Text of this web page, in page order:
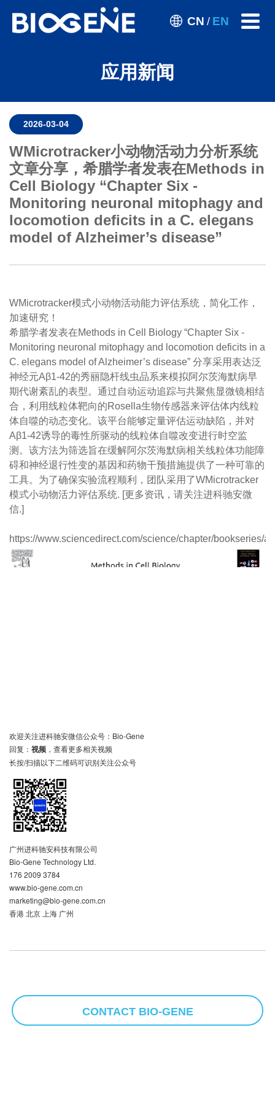
CN / EN
应用新闻
2026-03-04
WMicrotracker小动物活动力分析系统
文章分享，希腊学者发表在Methods in
Cell Biology “Chapter Six -
Monitoring neuronal mitophagy and
locomotion deficits in a C. elegans
model of Alzheimer’s disease”
WMicrotracker模式小动物活动能力评估系统，简化工作，
加速研究！
希腊学者发表在Methods in Cell Biology “Chapter Six -
Monitoring neuronal mitophagy and locomotion deficits in a
C. elegans model of Alzheimer’s disease” 分享采用表达泛
神经元Aβ1-42的秀丽隐杆线虫品系来模拟阿尔茨海默病早
期代谢紊乱的表型。通过自动运动追踪与共聚焦显微镜相结
合，利用线粒体靶向的Rosella生物传感器来评估体内线粒
体自噬的动态变化。该平台能够定量评估运动缺陷，并对
Aβ1-42诱导的毒性所驱动的线粒体自噬改变进行时空监
测。该方法为筛选旨在缓解阿尔茨海默病相关线粒体功能障
碍和神经退行性变的基因和药物干预措施提供了一种可靠的
工具。为了确保实验流程顺利，团队采用了WMicrotracker
模式小动物活力评估系统. [更多资讯，请关注进科驰安微
信.]
https://www.sciencedirect.com/science/chapter/bookseries/
欢迎关注进科驰安微信公众号：Bio-Gene
回复： 视频 ，查看更多相关视频
长按/扫描以下二维码可识别关注公众号
广州进科驰安科技有限公司
Bio-Gene Technology Ltd.
176 2009 3784
www.bio-gene.com.cn
marketing@bio-gene.com.cn
香港 北京 上海 广州
CONTACT BIO-GENE